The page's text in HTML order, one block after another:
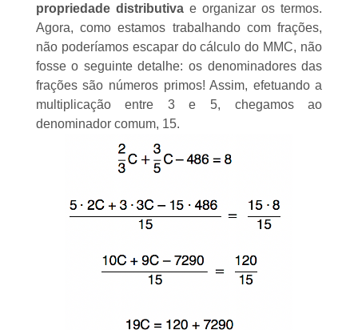
propriedade distributiva e organizar os termos.
Agora, como estamos trabalhando com frações,
não poderíamos escapar do cálculo do MMC, não
fosse o seguinte detalhe: os denominadores das
frações são números primos! Assim, efetuando a
multiplicação entre 3 e 5, chegamos ao
denominador comum, 15.